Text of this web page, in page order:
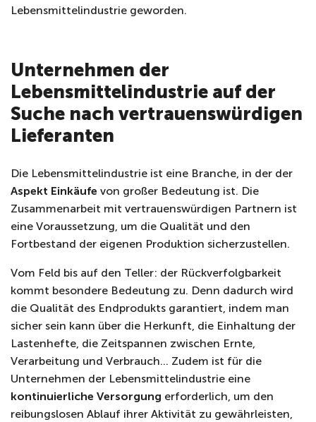
Lebensmittelindustrie geworden.
Unternehmen der
Lebensmittelindustrie auf der
Suche nach vertrauenswürdigen
Lieferanten
Die Lebensmittelindustrie ist eine Branche, in der der
Aspekt Einkäufe von großer Bedeutung ist. Die
Zusammenarbeit mit vertrauenswürdigen Partnern ist
eine Voraussetzung, um die Qualität und den
Fortbestand der eigenen Produktion sicherzustellen.
Vom Feld bis auf den Teller: der Rückverfolgbarkeit
kommt besondere Bedeutung zu. Denn dadurch wird
die Qualität des Endprodukts garantiert, indem man
sicher sein kann über die Herkunft, die Einhaltung der
Lastenhefte, die Zeitspannen zwischen Ernte,
Verarbeitung und Verbrauch… Zudem ist für die
Unternehmen der Lebensmittelindustrie eine
kontinuierliche Versorgung erforderlich, um den
reibungslosen Ablauf ihrer Aktivität zu gewährleisten,